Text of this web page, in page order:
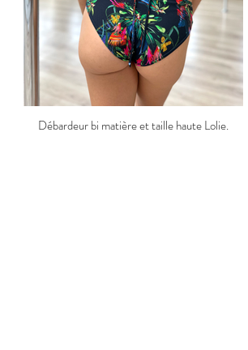
Débardeur bi matière et taille haute Lolie.